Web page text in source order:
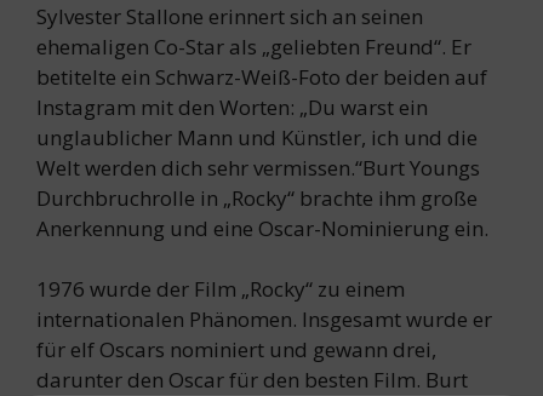
Sylvester Stallone erinnert sich an seinen
ehemaligen Co-Star als „geliebten Freund“. Er
betitelte ein Schwarz-Weiß-Foto der beiden auf
Instagram mit den Worten: „Du warst ein
unglaublicher Mann und Künstler, ich und die
Welt werden dich sehr vermissen.“Burt Youngs
Durchbruchrolle in „Rocky“ brachte ihm große
Anerkennung und eine Oscar-Nominierung ein.
1976 wurde der Film „Rocky“ zu einem
internationalen Phänomen. Insgesamt wurde er
für elf Oscars nominiert und gewann drei,
darunter den Oscar für den besten Film. Burt